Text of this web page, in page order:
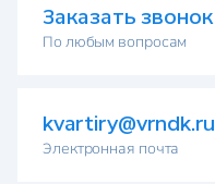
Заказать звонок
По любым вопросам
kvartiry@vrndk.ru
Электронная почта